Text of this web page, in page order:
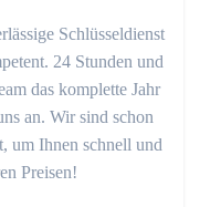
Schlüsseldienst
24 Stunden und
das komplette Jahr
an. Wir sind schon
um Ihnen schnell und
Preisen!